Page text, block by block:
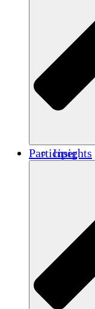
Jeunes
Crédits
Insights
Participer